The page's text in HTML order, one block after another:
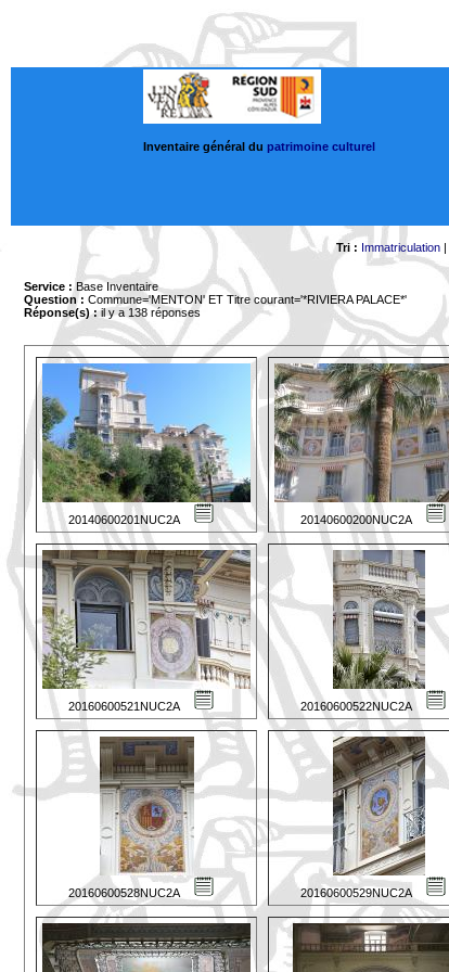
Inventaire général du patrimoine culturel
Tri : Immatriculation|
Service : Base Inventaire
Question : Commune='MENTON' ET Titre courant='*RIVIERA PALACE*'
Réponse(s) :il y a 138 réponses
20140600201NUC2A 20140600200NUC2A
20160600521NUC2A 20160600522NUC2A
20160600528NUC2A 20160600529NUC2A